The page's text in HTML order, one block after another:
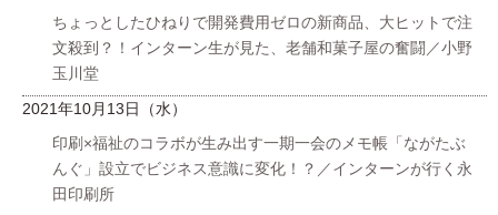
ちょっとしたひねりで開発費用ゼロの新商品、大ヒットで注
文殺到？！インターン生が見た、老舗和菓子屋の奮闘／小野
玉川堂
2021年10月13日（水）
印刷×福祉のコラボが生み出す一期一会のメモ帳「ながたぶ
んぐ」設立でビジネス意識に変化！？／インターンが行く永
田印刷所